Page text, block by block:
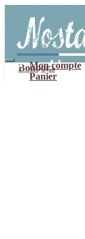
navigation
contenu
Mon compte
Panier
Bonbons